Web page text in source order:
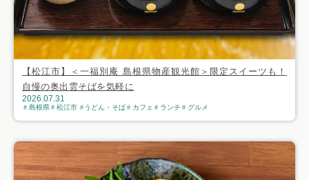
【松江市】＜一福別庵 島根県物産観光館＞限定スイーツも！
自慢の奥出雲そばを気軽に
2026.07.31
島根県 松江市 うどん・そば カフェ ランチ グルメ